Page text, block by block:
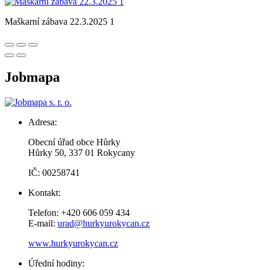
Maškarní zábava 22.3.2025 1
Jobmapa
Adresa:
Obecní úřad obce Hůrky
Hůrky 50, 337 01 Rokycany
IČ: 00258741
Kontakt:
Telefon: +420 606 059 434
E-mail: urad@hurkyurokycan.cz
www.hurkyurokycan.cz
Úřední hodiny: